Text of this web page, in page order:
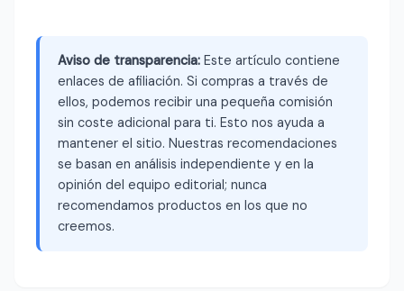
Aviso de transparencia: Este artículo contiene
enlaces de afiliación. Si compras a través de
ellos, podemos recibir una pequeña comisión
sin coste adicional para ti. Esto nos ayuda a
mantener el sitio. Nuestras recomendaciones
se basan en análisis independiente y en la
opinión del equipo editorial; nunca
recomendamos productos en los que no
creemos.